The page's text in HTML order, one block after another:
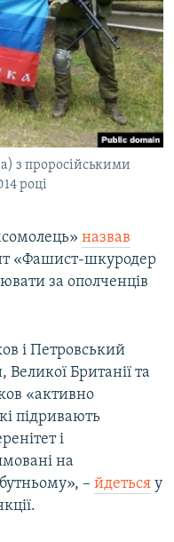
з проросійськими
році
назвав
«Фашист-шкуродер
за ополченців
і Петровський
Британії та
«активно
підривають
і
на
– йдеться у